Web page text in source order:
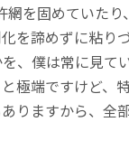
を固めていた
を諦めずに粘
、僕は常に見
極端ですけど、
りますから、